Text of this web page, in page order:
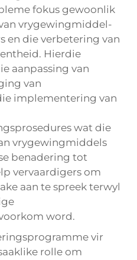
fokus gewoonlik
vrygewingmiddel-
en die verbetering van
Hierdie
aanpassing van
van
implementering van
wat die
vrygewingmiddels
benadering tot
vervaardigers om
aan te spreek terwyl
word.
vir
rolle om